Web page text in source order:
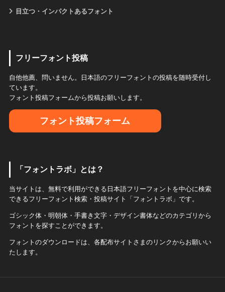
目立つ・インパクトあるフォント
フリーフォント投稿
自他他薦、問いません。日本語のフリーフォントの投稿を随時受付し
ています。
フォント投稿フォームから投稿お願いします。
フォント投稿フォーム
「フォントラボ」とは？
当サイトは、無料で利用ができる日本語フリーフォントを中心に検索
できるフリーフォント検索・投稿サイト「フォントラボ」です。
ゴシック体・明朝体・手書き文字・デザイン書体などのカテゴリから
フォントを探すことができます。
フォントのダウンロードは、各配布サイトさまのリンクからお願いい
たします。